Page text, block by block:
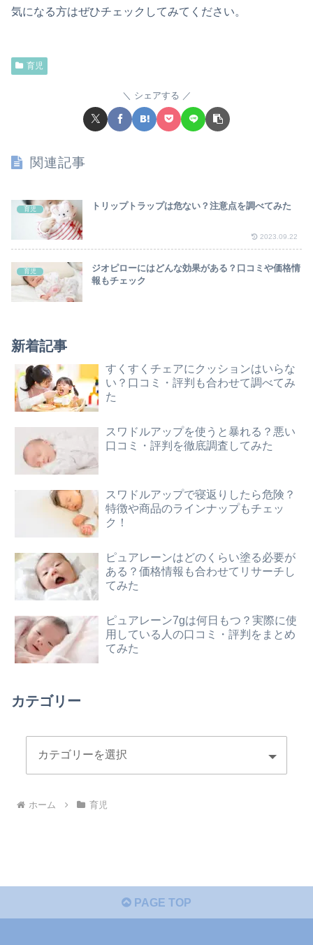
気になる方はぜひチェックしてみてください。
育児
シェアする
関連記事
育児 トリップトラップは危ない？注意点を調べてみた
2023.09.22
育児
ジオピローにはどんな効果がある？口コミや価格情
報もチェック
新着記事
すくすくチェアにクッションはいらな
い？口コミ・評判も合わせて調べてみ
た
スワドルアップを使うと暴れる？悪い
口コミ・評判を徹底調査してみた
スワドルアップで寝返りしたら危険？
特徴や商品のラインナップもチェッ
ク！
ピュアレーンはどのくらい塗る必要が
ある？価格情報も合わせてリサーチし
てみた
ピュアレーン7gは何日もつ？実際に使
用している人の口コミ・評判をまとめ
てみた
カテゴリー
ホーム 育児
PAGE TOP